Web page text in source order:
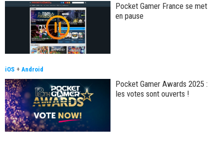
Pocket Gamer France se met
en pause
iOS + Android
Pocket Gamer Awards 2025 :
les votes sont ouverts !